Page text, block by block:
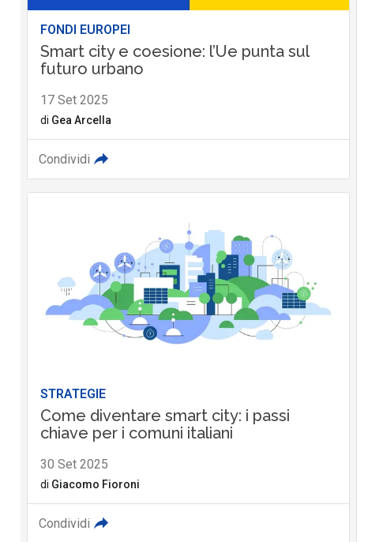
FONDI EUROPEI
Smart city e coesione: l’Ue punta sul
futuro urbano
17 Set 2025
di Gea Arcella
Condividi
STRATEGIE
Come diventare smart city: i passi
chiave per i comuni italiani
30 Set 2025
di Giacomo Fioroni
Condividi